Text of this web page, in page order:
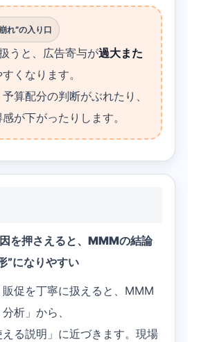
れ”の入り口
うと、広告寄与が過大また
くなります。
算配分の判断がぶれたり、
が下がったりします。
を押さえると、MMMの結論
”になりやすい
促を丁寧に扱えると、MMM
析」から、
える説明」に近づきます。現場